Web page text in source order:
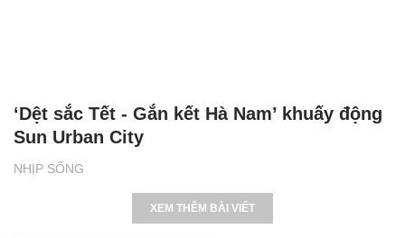
NHỊP SỐNG
‘Dệt sắc Tết - Gắn kết Hà Nam’ khuấy động
Sun Urban City
XEM THÊM BÀI VIẾT